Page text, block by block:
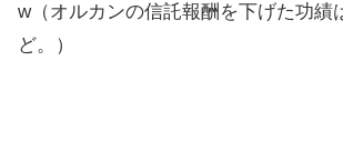
w（オルカンの信託報酬を下げた功績
ど。）